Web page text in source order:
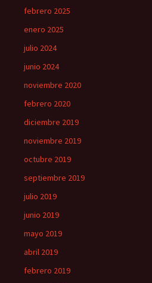
febrero 2025
enero 2025
julio 2024
junio 2024
noviembre 2020
febrero 2020
diciembre 2019
noviembre 2019
octubre 2019
septiembre 2019
julio 2019
junio 2019
mayo 2019
abril 2019
febrero 2019